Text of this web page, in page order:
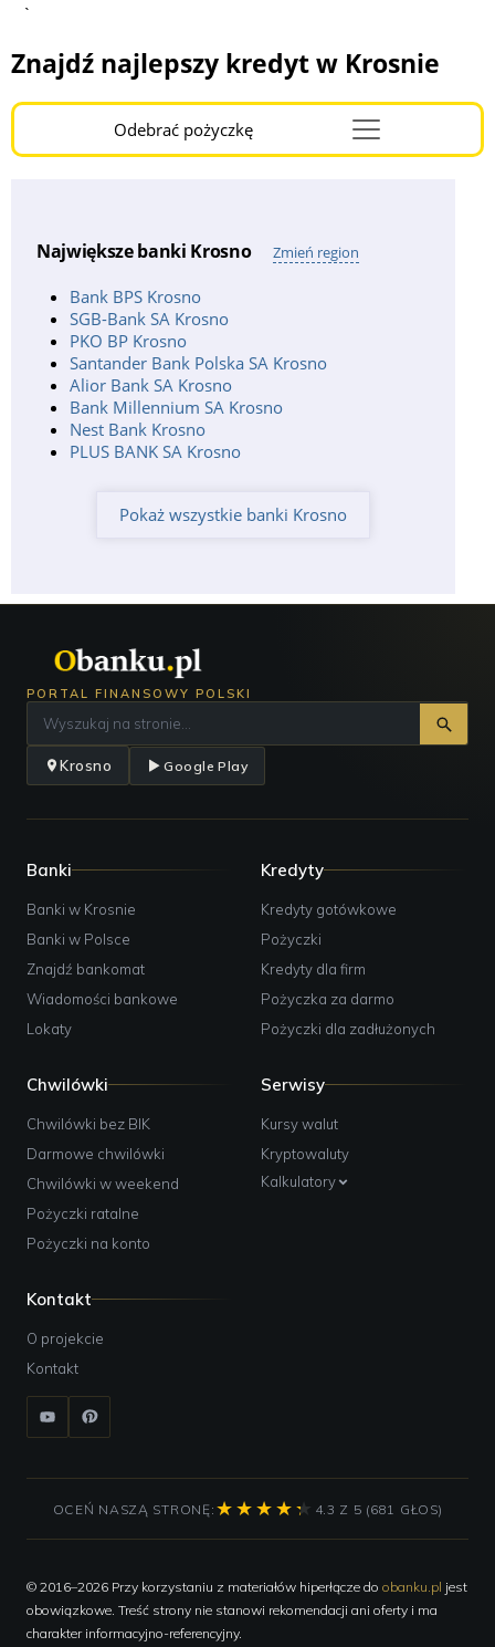
`
Znajdź najlepszy kredyt w Krosnie
Odebrać pożyczkęMenu
Burger
Największe banki Krosno Zmień region
Bank BPS Krosno
SGB-Bank SA Krosno
PKO BP Krosno
Santander Bank Polska SA Krosno
Alior Bank SA Krosno
Bank Millennium SA Krosno
Nest Bank Krosno
PLUS BANK SA Krosno
Pokaż wszystkie banki Krosno
PORTAL FINANSOWY POLSKI
Krosno Google Play
Banki
Banki w Krosnie
Banki w Polsce
Znajdź bankomat
Wiadomości bankowe
Lokaty
Kredyty
Kredyty gotówkowe
Pożyczki
Kredyty dla firm
Pożyczka za darmo
Pożyczki dla zadłużonych
Chwilówki
Chwilówki bez BIK
Darmowe chwilówki
Chwilówki w weekend
Pożyczki ratalne
Pożyczki na konto
Serwisy
Kursy walut
Kryptowaluty
Kalkulatory
Kontakt
O projekcie
Kontakt
OCEŃ NASZĄ STRONĘ: 4.3 Z 5 (681 GŁOS)
© 2016–2026 Przy korzystaniu z materiałów hiperłącze do obanku.pl jest
obowiązkowe. Treść strony nie stanowi rekomendacji ani oferty i ma
charakter informacyjno-referencyjny.